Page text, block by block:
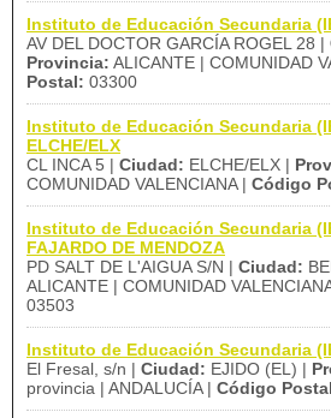
Instituto de Educación Secundaria
AV DEL DOCTOR GARCÍA ROGEL 28 |
Provincia: ALICANTE | COMUNIDAD
Postal: 03300
Instituto de Educación Secundaria
ELCHE/ELX
CL INCA 5 | Ciudad: ELCHE/ELX |
COMUNIDAD VALENCIANA | Código
Instituto de Educación Secundaria
FAJARDO DE MENDOZA
PD SALT DE L'AIGUA S/N | Ciudad:
ALICANTE | COMUNIDAD
03503
Instituto de Educación Secundaria
El Fresal, s/n | Ciudad: EJIDO (EL) |
provincia | ANDALUCÍA | Código